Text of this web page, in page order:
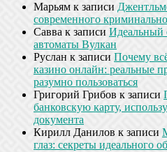
Марьям к записи
современного
Савва к записи Идеальный
автоматы Вулкан
Руслан к записи Почему
казино онлайн: реальные
разумно пользоваться
Григорий Грибов к записи
банковскую карту,
документа
Кирилл Данилов к записи
глаз: секреты идеального